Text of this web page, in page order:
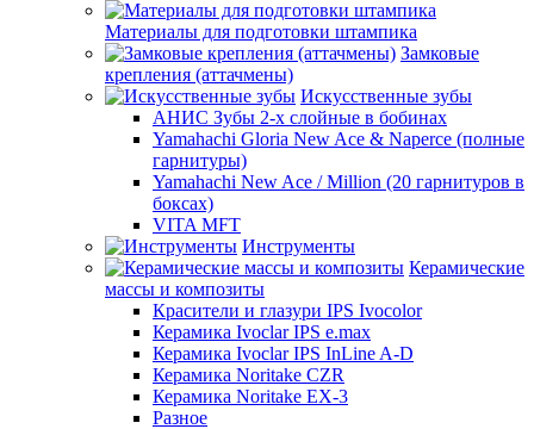
Материалы для подготовки штампика
Замковые
крепления (аттачмены)
Искусственные зубы
АНИС Зубы 2-х слойные в бобинах
Yamahachi Gloria New Ace & Naperce (полные
гарнитуры)
Yamahachi New Ace / Million (20 гарнитуров в
боксах)
VITA MFT
Инструменты
Керамические
массы и композиты
Красители и глазури IPS Ivocolor
Керамика Ivoclar IPS e.max
Керамика Ivoclar IPS InLine A-D
Керамика Noritake CZR
Керамика Noritake EX-3
Разное